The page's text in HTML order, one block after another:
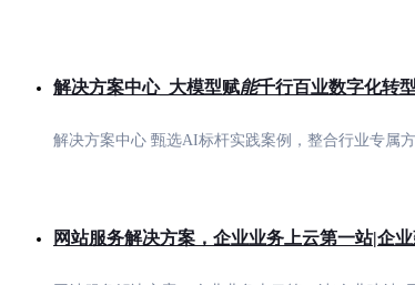
解决方案中心_大模型赋能千行百业数字化转型
解决方案中心 甄选AI标杆实践案例，整合行业专属
网站服务解决方案，企业业务上云第一站|企业